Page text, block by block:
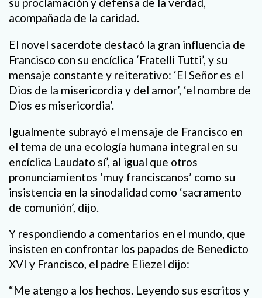
su proclamación y defensa de la verdad,
acompañada de la caridad.
El novel sacerdote destacó la gran influencia de
Francisco con su encíclica ‘Fratelli Tutti’, y su
mensaje constante y reiterativo: ‘El Señor es el
Dios de la misericordia y del amor’, ‘el nombre de
Dios es misericordia’.
Igualmente subrayó el mensaje de Francisco en
el tema de una ecología humana integral en su
encíclica Laudato sí’, al igual que otros
pronunciamientos ‘muy franciscanos’ como su
insistencia en la sinodalidad como ‘sacramento
de comunión’, dijo.
Y respondiendo a comentarios en el mundo, que
insisten en confrontar los papados de Benedicto
XVI y Francisco, el padre Eliezel dijo:
“Me atengo a los hechos. Leyendo sus escritos y